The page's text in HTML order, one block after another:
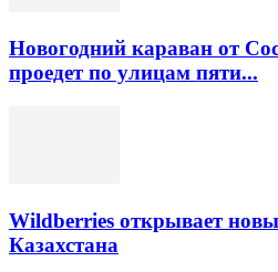
Новогодний караван от
проедет по улицам пяти...
Wildberries открывает
Казахстана